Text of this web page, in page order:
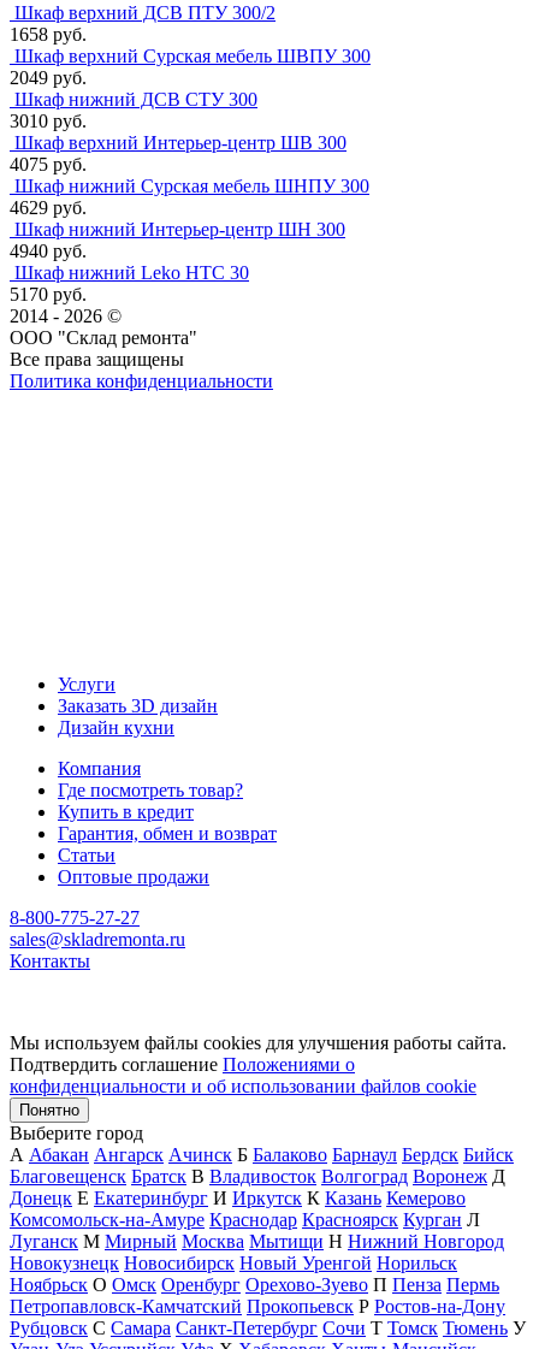
Шкаф верхний ДСВ ПТУ 300/2
1658 руб.
Шкаф верхний Сурская мебель ШВПУ 300
2049 руб.
Шкаф нижний ДСВ СТУ 300
3010 руб.
Шкаф верхний Интерьер-центр ШВ 300
4075 руб.
Шкаф нижний Сурская мебель ШНПУ 300
4629 руб.
Шкаф нижний Интерьер-центр ШН 300
4940 руб.
Шкаф нижний Leko НТС 30
5170 руб.
2014 - 2026 ©
ООО "Склад ремонта"
Все права защищены
Политика конфиденциальности
Услуги
Заказать 3D дизайн
Дизайн кухни
Компания
Где посмотреть товар?
Купить в кредит
Гарантия, обмен и возврат
Статьи
Оптовые продажи
8-800-775-27-27
sales@skladremonta.ru
Контакты
Мы используем файлы cookies для улучшения работы сайта.
Подтвердить соглашение Положениями о
конфиденциальности и об использовании файлов cookie
Понятно
Выберите город
А Абакан Ангарск Ачинск Б Балаково Барнаул Бердск Бийск
Благовещенск Братск В Владивосток Волгоград Воронеж Д
Донецк Е Екатеринбург И Иркутск К Казань Кемерово
Комсомольск-на-Амуре Краснодар Красноярск Курган Л
Луганск М Мирный Москва Мытищи Н Нижний Новгород
Новокузнецк Новосибирск Новый Уренгой Норильск
Ноябрьск О Омск Оренбург Орехово-Зуево П Пенза Пермь
Петропавловск-Камчатский Прокопьевск Р Ростов-на-Дону
Рубцовск С Самара Санкт-Петербург Сочи Т Томск Тюмень У